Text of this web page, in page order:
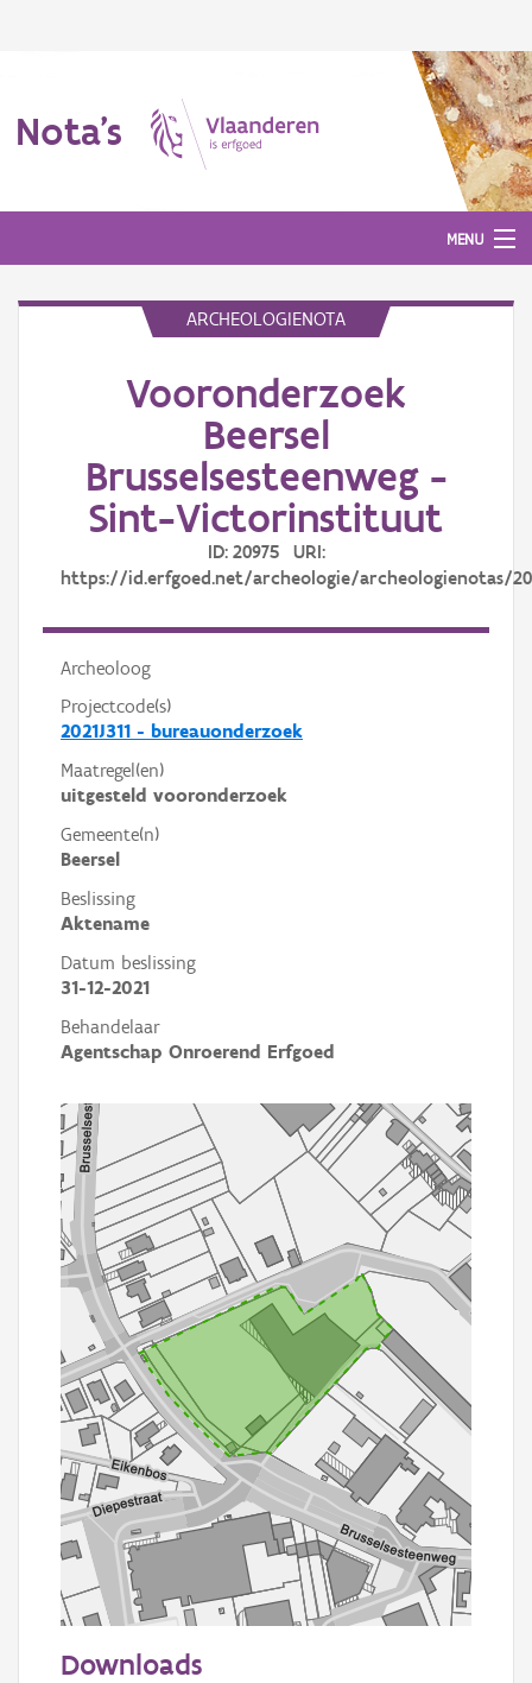
Nota's
MENU
ARCHEOLOGIENOTA
Vooronderzoek
Beersel
Brusselsesteenweg -
Sint-Victorinstituut
ID: 20975 URI:
https://id.erfgoed.net/archeologie/archeologienotas/
Archeoloog
Projectcode(s)
2021J311 - bureauonderzoek
Maatregel(en)
uitgesteld vooronderzoek
Gemeente(n)
Beersel
Beslissing
Aktename
Datum beslissing
31-12-2021
Behandelaar
Agentschap Onroerend Erfgoed
Informatie Vlaanderen
Downloads